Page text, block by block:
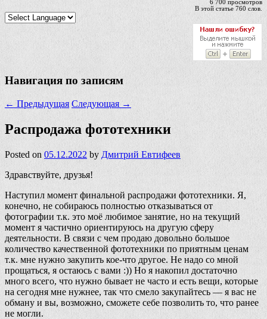
6 700 просмотров
В этой статье 760 слов.
Навигация по записям
← Предыдущая Следующая →
Распродажа фототехники
Posted on 05.12.2022 by Дмитрий Евтифеев
Здравствуйте, друзья!
Наступил момент финальной распродажи фототехники. Я,
конечно, не собираюсь полностью отказываться от
фотографии т.к. это моё любимое занятие, но на текущий
момент я частично ориентируюсь на другую сферу
деятельности. В связи с чем продаю довольно большое
количество качественной фототехники по приятным ценам
т.к. мне нужно закупить кое-что другое. Не надо со мной
прощаться, я остаюсь с вами :)) Но я накопил достаточно
много всего, что нужно бывает не часто и есть вещи, которые
на сегодня мне нужнее, так что смело закупайтесь — я вас не
обману и вы, возможно, сможете себе позволить то, что ранее
не могли.